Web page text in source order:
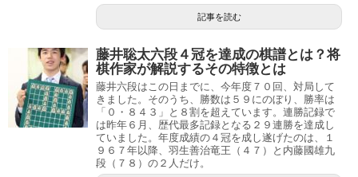
記事を読む
藤井聡太六段４冠を達成の棋譜とは？将
棋作家が解説するその特徴とは
藤井六段はこの日までに、今年度７０回、対局して
きました。そのうち、勝数は５９にのぼり、勝率は
「０・８４３」と８割を超えています。連勝記録で
は昨年６月、歴代最多記録となる２９連勝を達成し
ていました。年度成績の４冠を成し遂げたのは、１
９６７年以降、羽生善治竜王（４７）と内藤國雄九
段（７８）の２人だけ。